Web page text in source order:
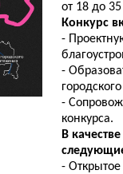
от 18 до
Конкурс
-
-
-
конкурса.
В
- Открытое